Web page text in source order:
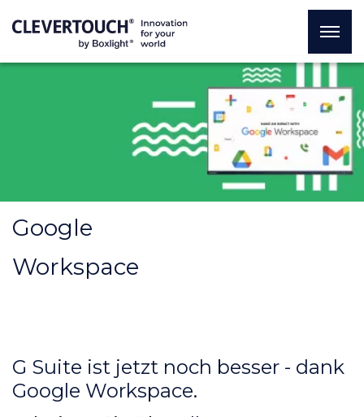
Google
Workspace
G Suite ist jetzt noch besser - dank
Google Workspace.